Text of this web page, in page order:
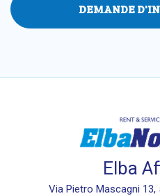
DEMANDE
Elba
Via Pietro Mascagni